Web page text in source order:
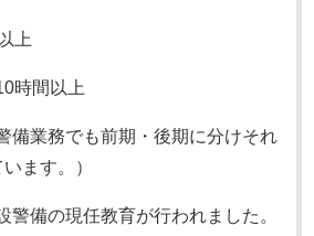
上
時間以上
備業務でも前期・後期に分けそれ
ます。）
警備の現任教育が行われました。